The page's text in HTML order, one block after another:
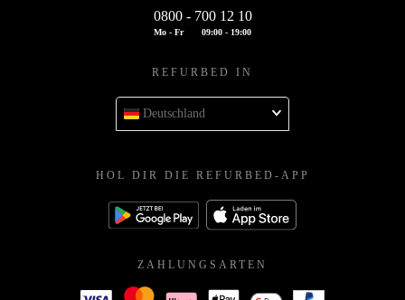
0800 - 700 12 10
Mo - Fr 09:00 - 19:00
REFURBED IN
Deutschland
HOL DIR DIE REFURBED-APP
ZAHLUNGSARTEN